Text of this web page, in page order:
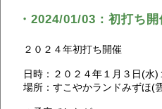
・2024/01/03：初打ち
２０２４年初打ち開催
日時：２０２４年１月３日(水
場所：すこやかランドみずほ(